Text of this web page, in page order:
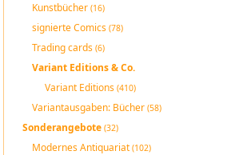
Kunstbücher(16)
signierte Comics(78)
Trading cards(6)
Variant Editions & Co.
Variant Editions(410)
Variantausgaben: Bücher(58)
Sonderangebote(32)
Modernes Antiquariat(102)